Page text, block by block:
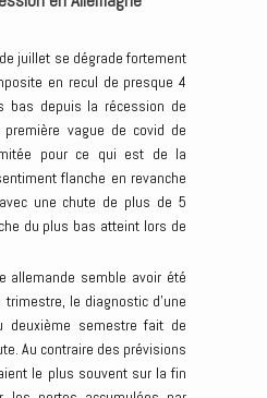
juillet se dégrade fortement
en recul de presque 4
bas depuis la récession de
vague de covid de
pour ce qui est de la
flanche en revanche
une chute de plus de 5
du plus bas atteint lors de
allemande semble avoir été
le diagnostic d’une
deuxième semestre fait de
Au contraire des prévisions
le plus souvent sur la fin